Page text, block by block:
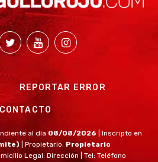
REPORTAR ERROR
CONTACTO
al día 08/08/2026
| Inscripto en
| Propietario: Propietario
Legal: Dirección | Tel: Teléfono